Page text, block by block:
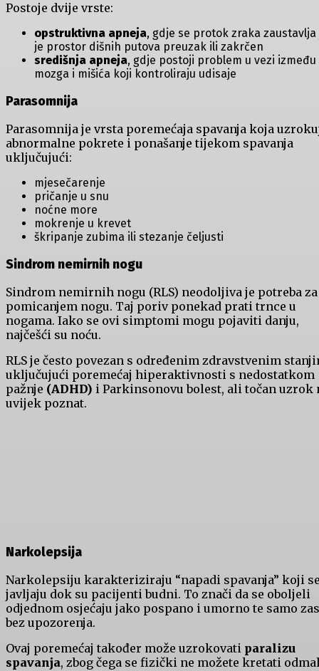
Postoje dvije vrste:
opstruktivna apneja, gdje se protok zraka
je prostor dišnih putova preuzak ili zakrčen
središnja apneja, gdje postoji problem u vezi između
mozga i mišića koji kontroliraju udisaje
Parasomnija
Parasomnija je vrsta poremećaja spavanja koja
abnormalne pokrete i ponašanje tijekom spavanja
uključujući:
mjesečarenje
pričanje u snu
noćne more
mokrenje u krevet
škripanje zubima ili stezanje čeljusti
Sindrom nemirnih nogu
Sindrom nemirnih nogu (RLS) neodoljiva je potreba za
pomicanjem nogu. Taj poriv ponekad prati trnce u
nogama. Iako se ovi simptomi mogu pojaviti danju,
najčešći su noću.
RLS je često povezan s određenim zdravstvenim
uključujući poremećaj hiperaktivnosti s nedostatkom
pažnje (ADHD) i Parkinsonovu bolest, ali točan uzrok
uvijek poznat.
Narkolepsija
Narkolepsiju karakteriziraju “napadi spavanja” koji
javljaju dok su pacijenti budni. To znači da se oboljeli
odjednom osjećaju jako pospano i umorno te samo
bez upozorenja.
Ovaj poremećaj također može uzrokovati paralizu
spavanja, zbog čega se fizički ne možete kretati